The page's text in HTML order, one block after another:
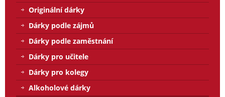
Originální dárky
Dárky podle zájmů
Dárky podle zaměstnání
Dárky pro učitele
Dárky pro kolegy
Alkoholové dárky